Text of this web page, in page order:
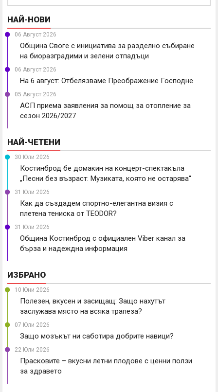
НАЙ-НОВИ
06 Август 2026
Община Своге с инициатива за разделно събиране
на биоразградими и зелени отпадъци
06 Август 2026
На 6 август: Отбелязваме Преображение Господне
05 Август 2026
АСП приема заявления за помощ за отопление за
сезон 2026/2027
НАЙ-ЧЕТЕНИ
30 Юли 2026
Костинброд бе домакин на концерт-спектакъла
„Песни без възраст: Музиката, която не остарява“
31 Юли 2026
Как да създадем спортно-елегантна визия с
плетена тениска от TEODOR?
31 Юли 2026
Община Костинброд с официален Viber канал за
бърза и надеждна информация
ИЗБРАНО
10 Юни 2026
Полезен, вкусен и засищащ: Защо нахутът
заслужава място на всяка трапеза?
07 Юли 2026
Защо мозъкът ни саботира добрите навици?
22 Юли 2026
Прасковите – вкусни летни плодове с ценни ползи
за здравето